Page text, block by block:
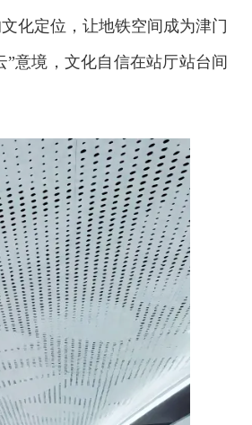
化定位，让地铁空间成为津门
意境，文化自信在站厅站台间
试用！中交报智能审校系统上线